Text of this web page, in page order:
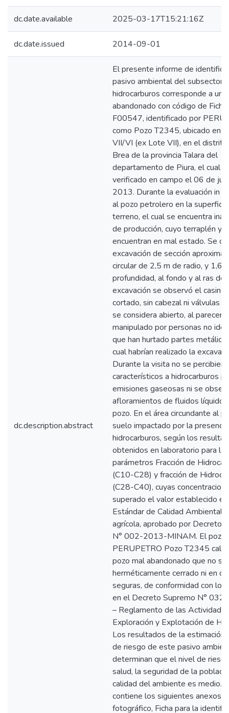
dc.date.available 2025-03-17T15:21:16Z
dc.date.issued 2014-09-01
dc.description.abstract
El presente informe de
pasivo ambiental del subsector
hidrocarburos corresponde a un
abandonado con código de
F00547, identificado por
como Pozo T2345, ubicado en
VII/VI (ex Lote VII), en el
Brea de la provincia Talara del
departamento de Piura, el cual
verificado en campo el 06 de
2013. Durante la evaluación in
al pozo petrolero en la
terreno, el cual se encuentra
de producción, cuyo terraplén y
encuentran en mal estado. Se
excavación de sección
circular de 2,5 m de radio, y 1,6
profundidad, al fondo y al ras
excavación se observó el casing
cortado, sin cabezal ni válvulas
se considera abierto, al parecer
manipulado por personas no
que han hurtado partes
cual habrían realizado la
Durante la visita no se
característicos a hidrocarburos
emisiones gaseosas ni se
afloramientos de fluidos
pozo. En el área circundante al
suelo impactado por la
hidrocarburos, según los
obtenidos en laboratorio para los
parámetros Fracción de
(C10-C28) y fracción de
(C28-C40), cuyas
superado el valor establecido
Estándar de Calidad Ambiental
agrícola, aprobado por Decreto
N° 002-2013-MINAM. El pozo
PERUPETRO Pozo T2345
pozo mal abandonado que no
herméticamente cerrado ni en
seguras, de conformidad con lo
en el Decreto Supremo N°
– Reglamento de las
Exploración y Explotación de
Los resultados de la estimación
de riesgo de este pasivo
determinan que el nivel de
salud, la seguridad de la
calidad del ambiente es medio.
contiene los siguientes anexos:
fotográfico, Ficha para la